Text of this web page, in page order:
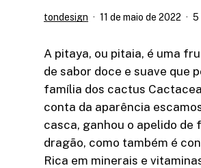
tondesign 11 de maio de 2022 5
A pitaya, ou pitaia, é uma
de sabor doce e suave que
família dos cactus
conta da aparência
casca, ganhou o apelido de
dragão, como também é
Rica em minerais e